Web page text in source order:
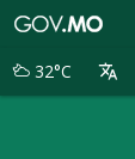
別
32°C